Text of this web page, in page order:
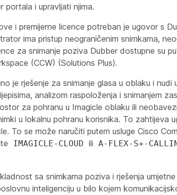
portala i upravljati njima.
i premijerne licence potreban je ugovor s
ima pristup neograničenim snimkama,
za snimanje poziva Dubber dostupne su
(CCW) (Solutions Plus).
je rješenje za snimanje glasa u oblaku i nudi
analizom raspoloženja i snimanjem
za pohranu u Imagicle oblaku ili
u lokalnu pohranu korisnika. To zahtijeva
To se može naručiti putem usluge Cisco
IMAGICLE-CLOUD ili A-FLEX-S+-
sa snimkama poziva i rješenja
inteligenciju u bilo kojem